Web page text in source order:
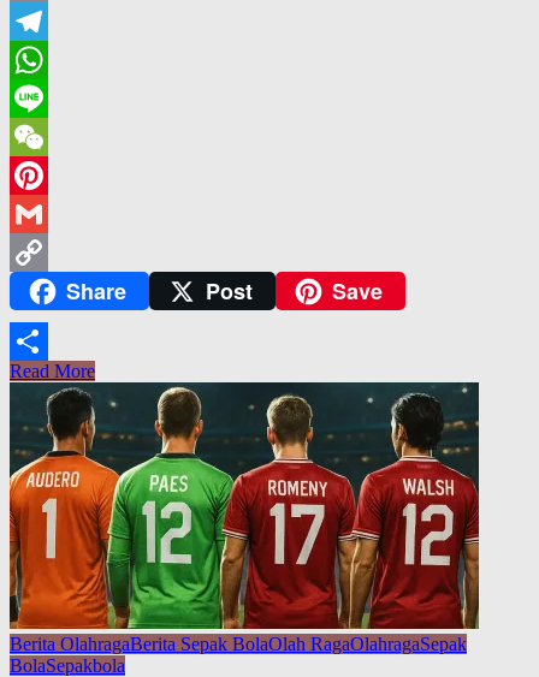
Email
Telegram
WhatsApp
Line
WeChat
Pinterest
Gmail
Copy
Link
Share Post Save
Share
Read More
Berita OlahragaBerita Sepak BolaOlah RagaOlahragaSepak
BolaSepakbola